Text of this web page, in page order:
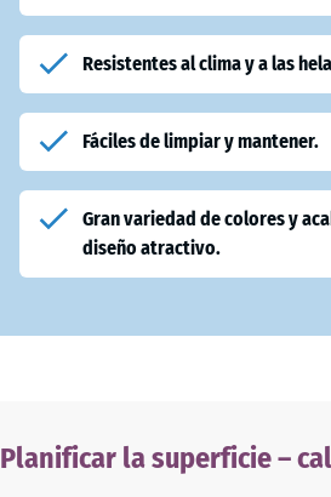
Resistentes al clima y a las
Fáciles de limpiar y mantener.
Gran variedad de colores y
diseño atractivo.
Planificar la superficie –